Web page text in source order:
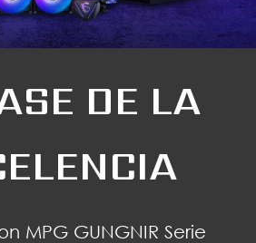
DE LA
MPG GUNGNIR Serie